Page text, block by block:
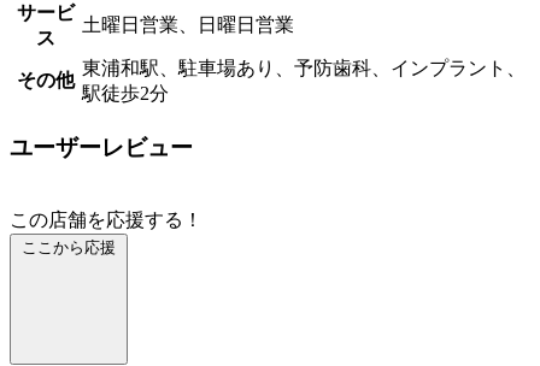
サービ
ス
土曜日営業、日曜日営業
その他
東浦和駅、駐車場あり、予防歯科、インプラント、
駅徒歩2分
ユーザーレビュー
この店舗を応援する！
ここから応援